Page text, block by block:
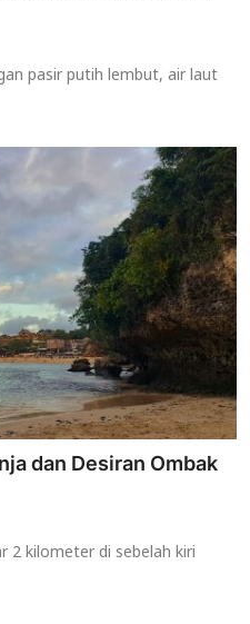
pasir putih lembut, air laut
dan Desiran Ombak
2 kilometer di sebelah kiri